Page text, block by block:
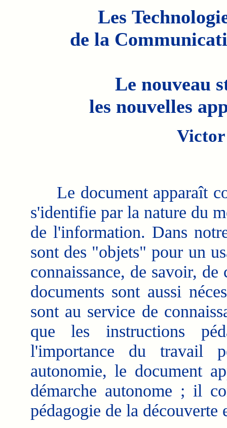
Les
de la
Le nouveau
les nouvelles
Le document apparaît
s'identifie par la nature du
de l'information. Dans
sont des "objets" pour un
connaissance, de savoir,
documents sont aussi
sont au service de
que les instructions
l'importance du travail
autonomie, le document
démarche autonome ; il
pédagogie de la